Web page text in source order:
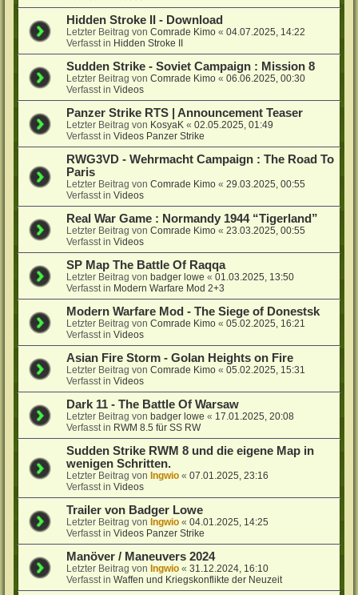
Hidden Stroke II - Download
Letzter Beitrag vonComrade Kimo «04.07.2025, 14:22
Verfasst in Hidden Stroke II
Sudden Strike - Soviet Campaign : Mission 8
Letzter Beitrag vonComrade Kimo «06.06.2025, 00:30
Verfasst inVideos
Panzer Strike RTS | Announcement Teaser
Letzter Beitrag von KosyaK «02.05.2025, 01:49
Verfasst inVideos Panzer Strike
RWG3VD - Wehrmacht Campaign : The Road To
Paris
Letzter Beitrag vonComrade Kimo «29.03.2025, 00:55
Verfasst inVideos
Real War Game : Normandy 1944 “Tigerland”
Letzter Beitrag vonComrade Kimo «23.03.2025, 00:55
Verfasst inVideos
SP Map The Battle Of Raqqa
Letzter Beitrag vonbadger lowe «01.03.2025, 13:50
Verfasst in Modern Warfare Mod 2+3
Modern Warfare Mod - The Siege of Donestsk
Letzter Beitrag vonComrade Kimo «05.02.2025, 16:21
Verfasst inVideos
Asian Fire Storm - Golan Heights on Fire
Letzter Beitrag vonComrade Kimo «05.02.2025, 15:31
Verfasst inVideos
Dark 11 - The Battle Of Warsaw
Letzter Beitrag vonbadger lowe « 17.01.2025, 20:08
Verfasst in RWM 8.5 für SS RW
Sudden Strike RWM 8 und die eigene Map in
wenigen Schritten.
Letzter Beitrag vonIngwio «07.01.2025, 23:16
Verfasst inVideos
Trailer von Badger Lowe
Letzter Beitrag vonIngwio «04.01.2025, 14:25
Verfasst inVideos Panzer Strike
Manöver / Maneuvers 2024
Letzter Beitrag vonIngwio «31.12.2024, 16:10
Verfasst inWaffen und Kriegskonflikte der Neuzeit